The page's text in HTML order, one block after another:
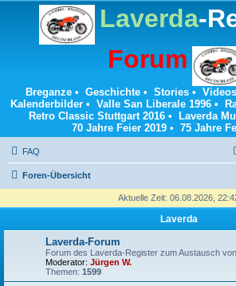
Laverda-
Forum
Breganze• Geschichte• Stories• Videos
Kalenderbilder• Valle San Liberale 1996•
Retro Classic Stuttgart 2016 • Laverda
70 Jahre Feier 2019 • 75 Jahre
FAQ
Foren-Übersicht
Aktuelle Zeit: 06.08.2026,
Laverda
Laverda-Forum
Forum des Laverda-Register zum Austausch
Moderator: Jürgen W.
Themen: 1599